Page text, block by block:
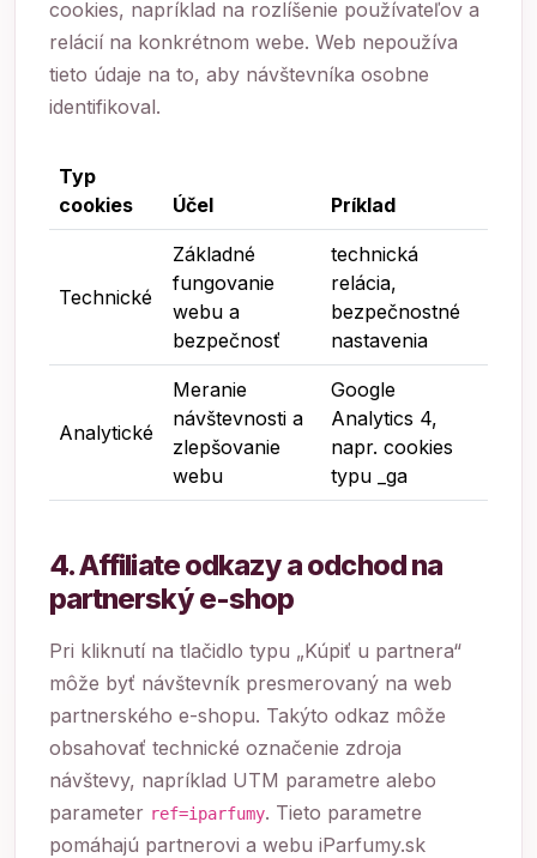
cookies, napríklad na rozlíšenie používateľov a
relácií na konkrétnom webe. Web nepoužíva
tieto údaje na to, aby návštevníka osobne
identifikoval.
Typ
cookies
Účel Príklad
Technické
Základné
fungovanie
webu a
bezpečnosť
technická
relácia,
bezpečnostné
nastavenia
Analytické
Meranie
návštevnosti a
zlepšovanie
webu
Google
Analytics 4,
napr. cookies
typu _ga
4. Affiliate odkazy a odchod na
partnerský e-shop
Pri kliknutí na tlačidlo typu „Kúpiť u partnera“
môže byť návštevník presmerovaný na web
partnerského e-shopu. Takýto odkaz môže
obsahovať technické označenie zdroja
návštevy, napríklad UTM parametre alebo
parameter ref=iparfumy. Tieto parametre
pomáhajú partnerovi a webu iParfumy.sk